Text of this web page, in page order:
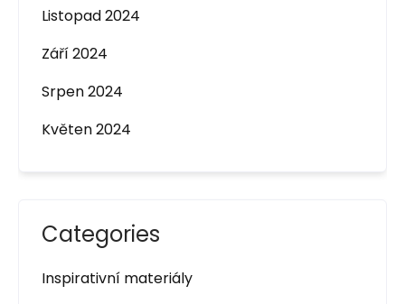
Listopad 2024
Září 2024
Srpen 2024
Květen 2024
Categories
Inspirativní materiály